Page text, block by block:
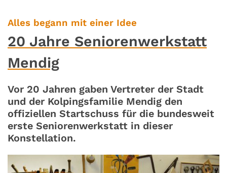
Alles begann mit einer Idee
20 Jahre Seniorenwerkstatt
Mendig
Vor 20 Jahren gaben Vertreter der Stadt
und der Kolpingsfamilie Mendig den
offiziellen Startschuss für die bundesweit
erste Seniorenwerkstatt in dieser
Konstellation.